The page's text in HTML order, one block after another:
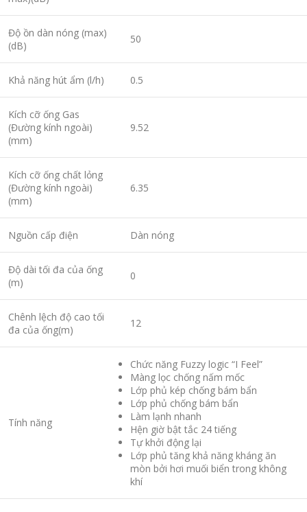
Độ ồn dàn nóng (max)
(dB)
50
Khả năng hút ẩm (l/h) 0.5
Kích cỡ ống Gas
(Đường kính ngoài)
(mm)
9.52
Kích cỡ ống chất lỏng
(Đường kính ngoài)
(mm)
6.35
Nguồn cấp điện Dàn nóng
Độ dài tối đa của ống
(m)
0
Chênh lệch độ cao tối
đa của ống(m)
12
Tính năng
Chức năng Fuzzy logic “I Feel”
Màng lọc chống nấm mốc
Lớp phủ kép chống bám bẩn
Lớp phủ chống bám bẩn
Làm lạnh nhanh
Hện giờ bật tắc 24 tiếng
Tự khởi động lại
Lớp phủ tăng khả năng kháng ăn
mòn bởi hơi muối biển trong không
khí